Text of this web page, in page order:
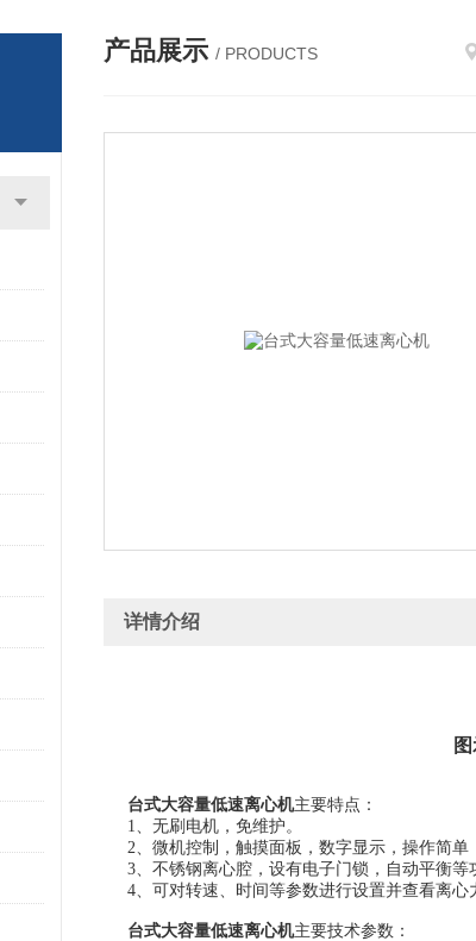
产品展示 / PRODUCTS
详情介绍
台式大容量低速离心机主要特点：
1、无刷电机，免维护。
2、微机控制，触摸面板，数字显示，操作简单
3、不锈钢离心腔，设有电子门锁，自动平衡等
4、可对转速、时间等参数进行设置并查看离心
台式大容量低速离心机主要技术参数：